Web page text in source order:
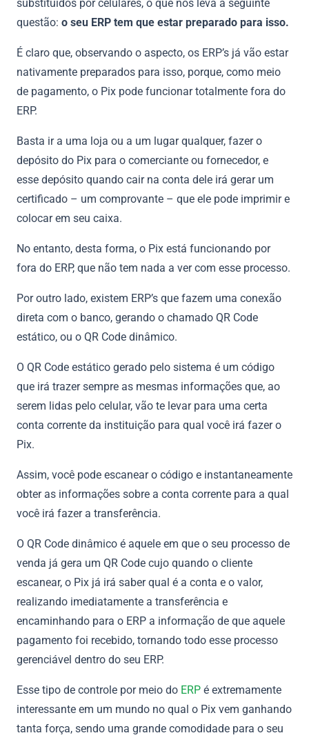
substituídos por celulares, o que nos leva a seguinte
questão: o seu ERP tem que estar preparado para isso.
É claro que, observando o aspecto, os ERP’s já vão estar
nativamente preparados para isso, porque, como meio
de pagamento, o Pix pode funcionar totalmente fora do
ERP.
Basta ir a uma loja ou a um lugar qualquer, fazer o
depósito do Pix para o comerciante ou fornecedor, e
esse depósito quando cair na conta dele irá gerar um
certificado – um comprovante – que ele pode imprimir e
colocar em seu caixa.
No entanto, desta forma, o Pix está funcionando por
fora do ERP, que não tem nada a ver com esse processo.
Por outro lado, existem ERP’s que fazem uma conexão
direta com o banco, gerando o chamado QR Code
estático, ou o QR Code dinâmico.
O QR Code estático gerado pelo sistema é um código
que irá trazer sempre as mesmas informações que, ao
serem lidas pelo celular, vão te levar para uma certa
conta corrente da instituição para qual você irá fazer o
Pix.
Assim, você pode escanear o código e instantaneamente
obter as informações sobre a conta corrente para a qual
você irá fazer a transferência.
O QR Code dinâmico é aquele em que o seu processo de
venda já gera um QR Code cujo quando o cliente
escanear, o Pix já irá saber qual é a conta e o valor,
realizando imediatamente a transferência e
encaminhando para o ERP a informação de que aquele
pagamento foi recebido, tornando todo esse processo
gerenciável dentro do seu ERP.
Esse tipo de controle por meio do ERP é extremamente
interessante em um mundo no qual o Pix vem ganhando
tanta força, sendo uma grande comodidade para o seu